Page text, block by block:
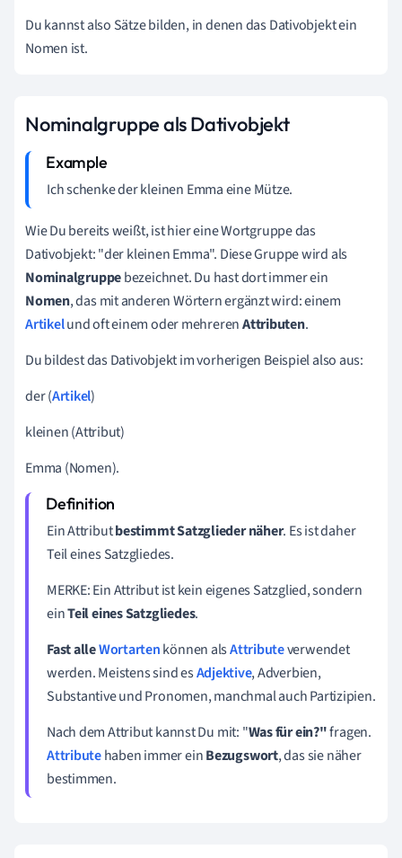
Du kannst also Sätze bilden, in denen das Dativobjekt ein
Nomen ist.
Nominalgruppe als Dativobjekt
Ich schenkeder kleinen Emmaeine Mütze.
Wie Du bereits weißt, ist hier eine Wortgruppe das
Dativobjekt: "der kleinen Emma". Diese Gruppe wird als
Nominalgruppebezeichnet. Du hast dort immer ein
Nomen, das mit anderen Wörtern ergänzt wird: einem
Artikelund oft einem oder mehrerenAttributen.
Du bildest das Dativobjekt im vorherigen Beispiel also aus:
der(Artikel)
kleinen(Attribut)
Emma (Nomen).
Ein Attributbestimmt Satzglieder näher. Es ist daher
Teil eines Satzgliedes.
MERKE: Ein Attribut ist kein eigenes Satzglied, sondern
einTeil eines Satzgliedes.
Fast alleWortartenkönnen alsAttributeverwendet
werden. Meistens sind esAdjektive, Adverbien,
Substantive und Pronomen, manchmal auch Partizipien.
Nach dem Attribut kannst Du mit: "Was für ein?"fragen.
Attributehaben immer einBezugswort, das sie näher
bestimmen.